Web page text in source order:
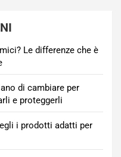
Le differenze che è
di cambiare per
e proteggerli
i prodotti adatti per